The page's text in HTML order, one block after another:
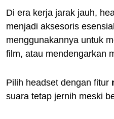
Di era kerja jarak jauh,
menjadi aksesoris
menggunakannya untuk
film, atau mendengarkan
Pilih headset dengan fitur
suara tetap jernih meski